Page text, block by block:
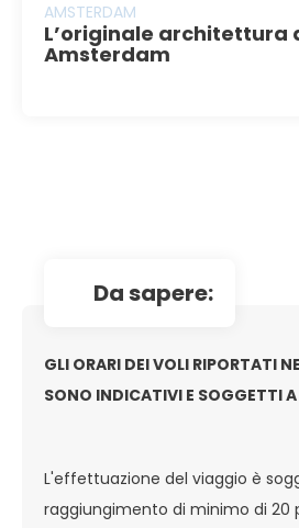
AMSTERDAM
L’originale architettura
Amsterdam
da sapere:
GLI ORARI DEI VOLI RIPORTATI
SONO INDICATIVI E SOGGETTI
L'effettuazione del viaggio è
raggiungimento di minimo di 20